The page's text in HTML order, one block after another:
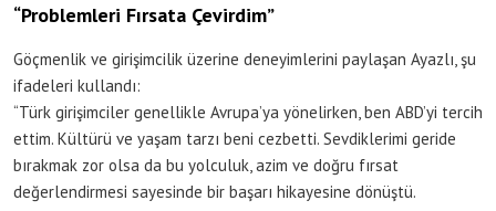
“Problemleri Fırsata Çevirdim”
Göçmenlik ve girişimcilik üzerine deneyimlerini paylaşan Ayazlı, şu
ifadeleri kullandı:
“Türk girişimciler genellikle Avrupa’ya yönelirken, ben ABD’yi tercih
ettim. Kültürü ve yaşam tarzı beni cezbetti. Sevdiklerimi geride
bırakmak zor olsa da bu yolculuk, azim ve doğru fırsat
değerlendirmesi sayesinde bir başarı hikayesine dönüştü.